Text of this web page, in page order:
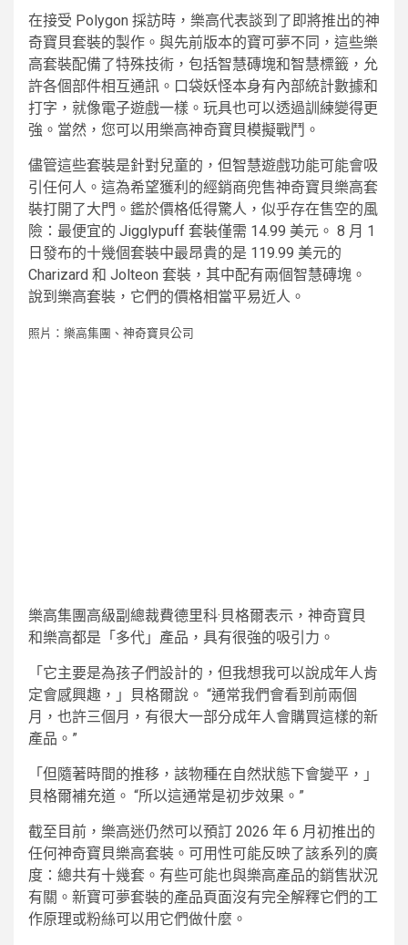
在接受 Polygon 採訪時，樂高代表談到了即將推出的神
奇寶貝套裝的製作。與先前版本的寶可夢不同，這些樂
高套裝配備了特殊技術，包括智慧磚塊和智慧標籤，允
許各個部件相互通訊。口袋妖怪本身有內部統計數據和
打字，就像電子遊戲一樣。玩具也可以透過訓練變得更
強。當然，您可以用樂高神奇寶貝模擬戰鬥。
儘管這些套裝是針對兒童的，但智慧遊戲功能可能會吸
引任何人。這為希望獲利的經銷商兜售神奇寶貝樂高套
裝打開了大門。鑑於價格低得驚人，似乎存在售空的風
險：最便宜的 Jigglypuff 套裝僅需 14.99 美元。 8 月 1
日發布的十幾個套裝中最昂貴的是 119.99 美元的
Charizard 和 Jolteon 套裝，其中配有兩個智慧磚塊。
說到樂高套裝，它們的價格相當平易近人。
照片：樂高集團、神奇寶貝公司
樂高集團高級副總裁費德里科·貝格爾表示，神奇寶貝
和樂高都是「多代」產品，具有很強的吸引力。
「它主要是為孩子們設計的，但我想我可以說成年人肯
定會感興趣，」貝格爾說。 “通常我們會看到前兩個
月，也許三個月，有很大一部分成年人會購買這樣的新
產品。”
「但隨著時間的推移，該物種在自然狀態下會變平，」
貝格爾補充道。 “所以這通常是初步效果。”
截至目前，樂高迷仍然可以預訂 2026 年 6 月初推出的
任何神奇寶貝樂高套裝。可用性可能反映了該系列的廣
度：總共有十幾套。有些可能也與樂高產品的銷售狀況
有關。新寶可夢套裝的產品頁面沒有完全解釋它們的工
作原理或粉絲可以用它們做什麼。